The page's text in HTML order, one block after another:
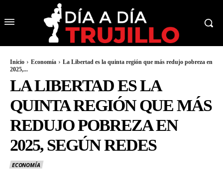
Inicio Economía
La Libertad es la quinta región que más redujo pobreza en
2025,...
LA LIBERTAD ES LA
QUINTA REGIÓN QUE MÁS
REDUJO POBREZA EN
2025, SEGÚN REDES
ECONOMÍA